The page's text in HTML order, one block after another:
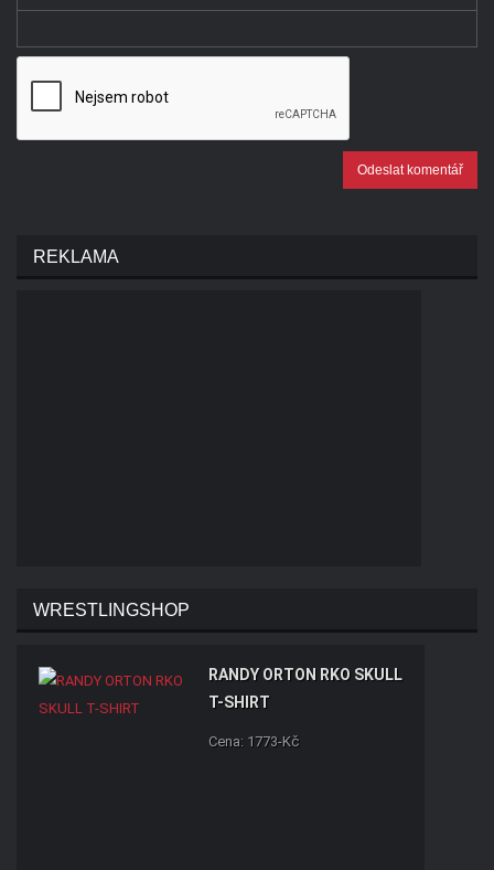
Odeslat komentář
REKLAMA
WRESTLINGSHOP
RANDY ORTON RKO SKULL
T-SHIRT
Cena: 1773-Kč